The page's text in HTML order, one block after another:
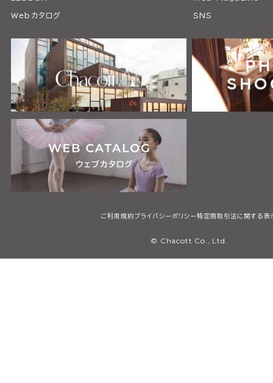
Webカタログ SNS
ご利用規約プライバシーポリシー特定商取引法に関する表
© Chacott Co., Ltd.